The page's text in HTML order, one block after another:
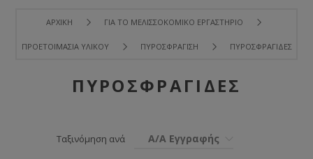
ΑΡΧΙΚΉ ΓΙΑ ΤΟ ΜΕΛΙΣΣΟΚΟΜΙΚΌ ΕΡΓΑΣΤΉΡΙΟ
ΠΡΟΕΤΟΙΜΑΣΊΑ ΥΛΙΚΟΎ ΠΥΡΟΣΦΡΆΓΙΣΗ ΠΥΡΟΣΦΡΑΓΊΔΕΣ
ΠΥΡΟΣΦΡΑΓΊΔΕΣ
Ταξινόμηση ανά Α/Α Εγγραφής